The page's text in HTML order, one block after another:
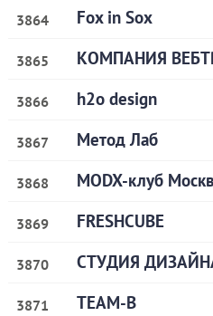
3864 Fox in Sox
3865 КОМПАНИЯ
3866 h2o design
3867 Метод Лаб
3868 MODX-клуб
3869 FRESHCUBE
3870 СТУДИЯ
3871 TEAM-B